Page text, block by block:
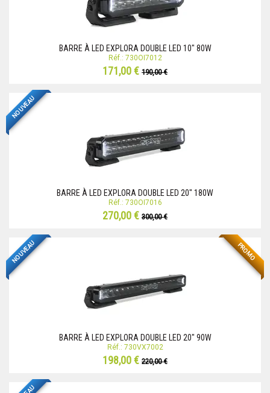
BARRE À LED EXPLORA DOUBLE LED 10" 80W
Réf.: 730OI7012
171,00 € 190,00 €
NOUVEAU
BARRE À LED EXPLORA DOUBLE LED 20" 180W
Réf.: 730OI7016
270,00 € 300,00 €
PROMO
NOUVEAU
BARRE À LED EXPLORA DOUBLE LED 20" 90W
Réf.: 730VX7002
198,00 € 220,00 €